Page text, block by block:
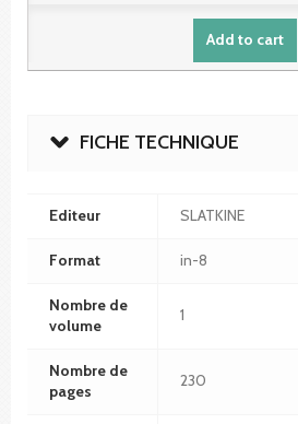
Add to cart
FICHE TECHNIQUE
Editeur SLATKINE
Format in-8
Nombre de
volume
1
Nombre de
pages
230